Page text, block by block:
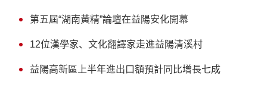
第五屆“湖南黃精”論壇在益陽安化開幕
12位漢學家、文化翻譯家走進益陽清溪村
益陽高新區上半年進出口額預計同比增長七成